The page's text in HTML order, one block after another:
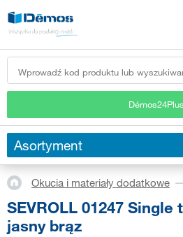
Démos24Plus
Asortyment
Okucia i materiały dodatkowe
SEVROLL 01247 Single
jasny brąz